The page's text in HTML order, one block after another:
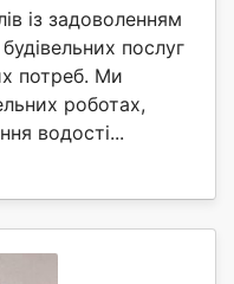
із задоволенням
послуг
потреб. Ми
роботах,
водості...